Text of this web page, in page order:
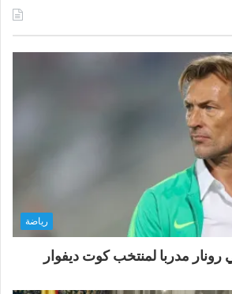
رياضة
رونار مدربا لمنتخب كوت ديفوار